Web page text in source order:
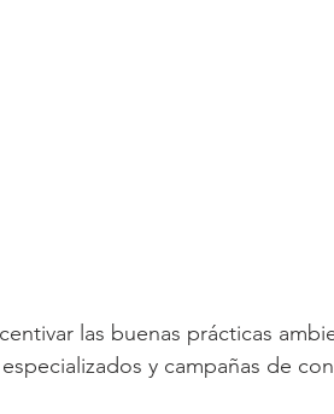
las buenas prácticas
y campañas de